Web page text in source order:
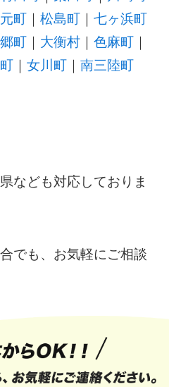
町｜ 松島町｜ 七ヶ浜町
町｜ 大衡村｜ 色麻町｜
｜ 女川町｜ 南三陸町
なども対応しておりま
でも、お気軽にご相談